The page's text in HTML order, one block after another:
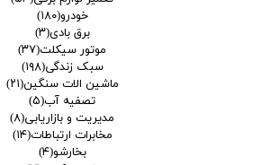
خودرو(۱۸۰)
برق بادی(۳)
موتور سیکلت(۳۷)
سبک زندگی(۱۹۸)
ماشین الات سنگین(۲۱)
تصفیه آب(۵)
مدیریت و بازاریابی(۸)
مخابرات ارتباطات(۱۴)
بخارشو(۴)